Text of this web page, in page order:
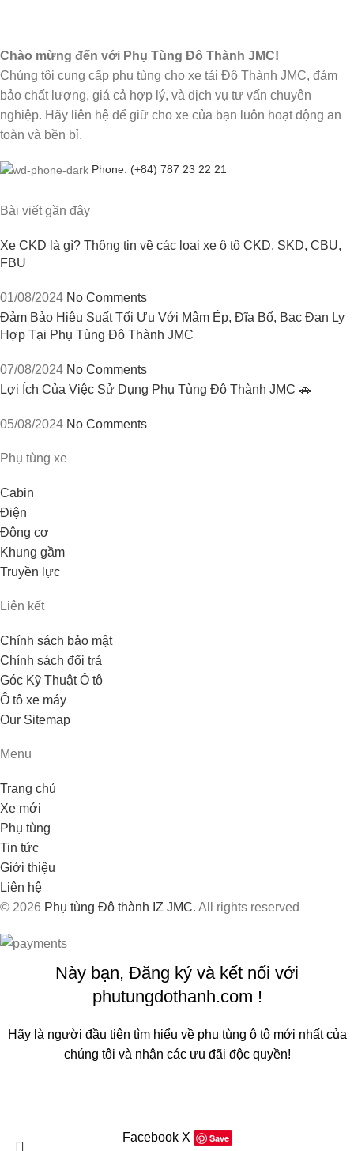
Chào mừng đến với Phụ Tùng Đô Thành JMC!
Chúng tôi cung cấp phụ tùng cho xe tải Đô Thành JMC, đảm
bảo chất lượng, giá cả hợp lý, và dịch vụ tư vấn chuyên
nghiệp. Hãy liên hệ để giữ cho xe của bạn luôn hoạt động an
toàn và bền bỉ.
Phone: (+84) 787 23 22 21
Bài viết gần đây
Xe CKD là gì? Thông tin về các loại xe ô tô CKD, SKD, CBU,
FBU
01/08/2024 No Comments
Đảm Bảo Hiệu Suất Tối Ưu Với Mâm Ép, Đĩa Bố, Bạc Đạn Ly
Hợp Tại Phụ Tùng Đô Thành JMC
07/08/2024 No Comments
Lợi Ích Của Việc Sử Dụng Phụ Tùng Đô Thành JMC 🚗
05/08/2024 No Comments
Phụ tùng xe
Cabin
Điện
Động cơ
Khung gầm
Truyền lực
Liên kết
Chính sách bảo mật
Chính sách đổi trả
Góc Kỹ Thuật Ô tô
Ô tô xe máy
Our Sitemap
Menu
Trang chủ
Xe mới
Phụ tùng
Tin tức
Giới thiệu
Liên hệ
© 2026 Phụ tùng Đô thành IZ JMC. All rights reserved
Này bạn, Đăng ký và kết nối với
phutungdothanh.com !
Hãy là người đầu tiên tìm hiểu về phụ tùng ô tô mới nhất của
chúng tôi và nhận các ưu đãi độc quyền!
Facebook X Save